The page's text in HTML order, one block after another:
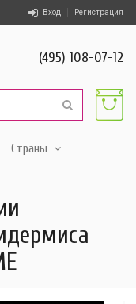
Вход Регистрация
(495) 108-07-12
Страны